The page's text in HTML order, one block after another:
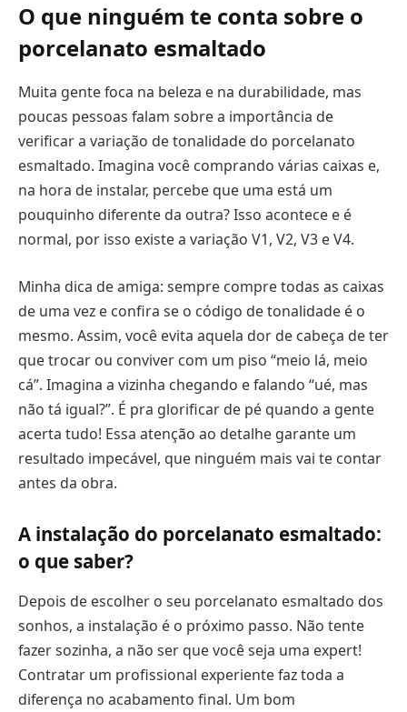
O que ninguém te conta sobre o
porcelanato esmaltado
Muita gente foca na beleza e na durabilidade, mas
poucas pessoas falam sobre a importância de
verificar a variação de tonalidade do porcelanato
esmaltado. Imagina você comprando várias caixas e,
na hora de instalar, percebe que uma está um
pouquinho diferente da outra? Isso acontece e é
normal, por isso existe a variação V1, V2, V3 e V4.
Minha dica de amiga: sempre compre todas as caixas
de uma vez e confira se o código de tonalidade é o
mesmo. Assim, você evita aquela dor de cabeça de ter
que trocar ou conviver com um piso “meio lá, meio
cá”. Imagina a vizinha chegando e falando “ué, mas
não tá igual?”. É pra glorificar de pé quando a gente
acerta tudo! Essa atenção ao detalhe garante um
resultado impecável, que ninguém mais vai te contar
antes da obra.
A instalação do porcelanato esmaltado:
o que saber?
Depois de escolher o seu porcelanato esmaltado dos
sonhos, a instalação é o próximo passo. Não tente
fazer sozinha, a não ser que você seja uma expert!
Contratar um profissional experiente faz toda a
diferença no acabamento final. Um bom